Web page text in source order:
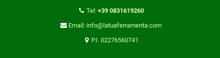
Tel: +39 0831619260
Email: info@latuaferramenta.com
P.I. 02276560741